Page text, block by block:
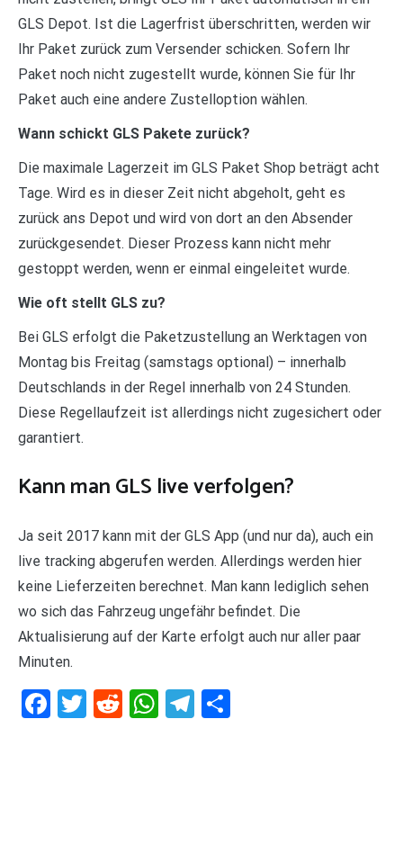
GLS Depot. Ist die Lagerfrist überschritten, werden wir
Ihr Paket zurück zum Versender schicken. Sofern Ihr
Paket noch nicht zugestellt wurde, können Sie für Ihr
Paket auch eine andere Zustelloption wählen.
Wann schickt GLS Pakete zurück?
Die maximale Lagerzeit im GLS Paket Shop beträgt acht
Tage. Wird es in dieser Zeit nicht abgeholt, geht es
zurück ans Depot und wird von dort an den Absender
zurückgesendet. Dieser Prozess kann nicht mehr
gestoppt werden, wenn er einmal eingeleitet wurde.
Wie oft stellt GLS zu?
Bei GLS erfolgt die Paketzustellung an Werktagen von
Montag bis Freitag (samstags optional) – innerhalb
Deutschlands in der Regel innerhalb von 24 Stunden.
Diese Regellaufzeit ist allerdings nicht zugesichert oder
garantiert.
Kann man GLS live verfolgen?
Ja seit 2017 kann mit der GLS App (und nur da), auch ein
live tracking abgerufen werden. Allerdings werden hier
keine Lieferzeiten berechnet. Man kann lediglich sehen
wo sich das Fahrzeug ungefähr befindet. Die
Aktualisierung auf der Karte erfolgt auch nur aller paar
Minuten.
Facebook
Twitter
RedditWhatsApp
Telegram